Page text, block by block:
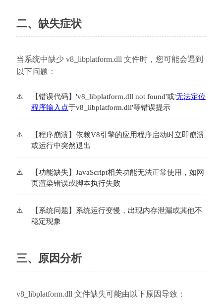
二、缺失症状
当系统中缺少 v8_libplatform.dll 文件时，您可能会遇到
以下问题：
【错误代码】'v8_libplatform.dll not found'或'无法定位
程序输入点于v8_libplatform.dll'等错误提示
【程序崩溃】依赖V8引擎的应用程序启动时立即崩溃
或运行中突然退出
【功能缺失】JavaScript相关功能无法正常使用，如网
页渲染错误或脚本执行失败
【系统问题】系统运行变慢，出现内存泄漏或其他不
稳定现象
三、原因分析
v8_libplatform.dll 文件缺失可能由以下原因导致：